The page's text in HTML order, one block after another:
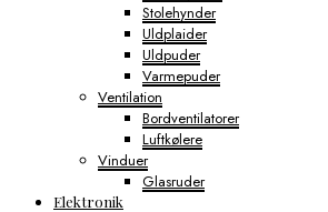
Stolehynder
Uldplaider
Uldpuder
Varmepuder
Ventilation
Bordventilatorer
Luftkølere
Vinduer
Glasruder
Elektronik